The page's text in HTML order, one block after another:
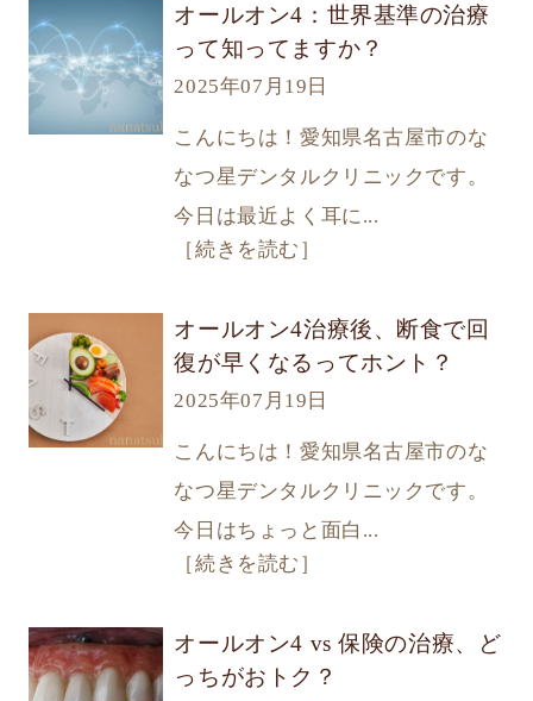
オールオン4：世界基準の治療
って知ってますか？
2025年07月19日
こんにちは！愛知県名古屋市のな
なつ星デンタルクリニックです。
今日は最近よく耳に...
［続きを読む］
オールオン4治療後、断食で回
復が早くなるってホント？
2025年07月19日
こんにちは！愛知県名古屋市のな
なつ星デンタルクリニックです。
今日はちょっと面白...
［続きを読む］
オールオン4 vs 保険の治療、ど
っちがおトク？